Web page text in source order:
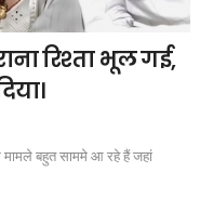
रिश्ता भूल गई,
मामले बहुत साममे आ रहे हैं जहां